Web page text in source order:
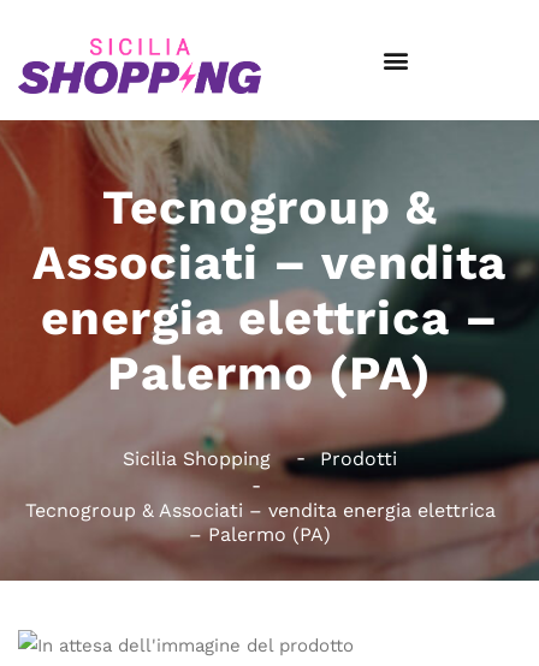
Tecnogroup &
Associati – vendita
energia elettrica –
Palermo (PA)
Sicilia Shopping Prodotti
Tecnogroup & Associati – vendita energia elettrica
– Palermo (PA)